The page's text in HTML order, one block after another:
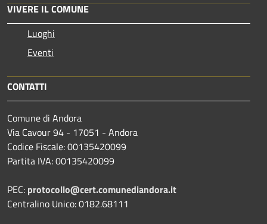
VIVERE IL COMUNE
Luoghi
Eventi
CONTATTI
Comune di Andora
Via Cavour 94 - 17051 - Andora
Codice Fiscale: 00135420099
Partita IVA: 00135420099
PEC: protocollo@cert.comunediandora.it
Centralino Unico: 0182.68111